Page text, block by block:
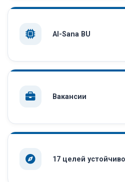
AI-Sana BU
Вакансии
17 целей